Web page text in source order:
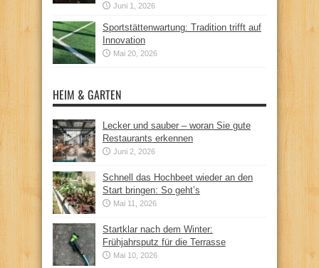
Juni 1, 2026
Sportstättenwartung: Tradition trifft auf
Innovation
Mai 20, 2026
HEIM & GARTEN
Lecker und sauber – woran Sie gute
Restaurants erkennen
Juni 2, 2026
Schnell das Hochbeet wieder an den
Start bringen: So geht’s
Mai 11, 2026
Startklar nach dem Winter:
Frühjahrsputz für die Terrasse
Mai 10, 2026